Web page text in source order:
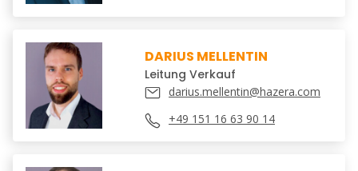
DARIUS MELLENTIN
Leitung Verkauf
darius.mellentin@hazera.com
+49 151 16 63 90 14